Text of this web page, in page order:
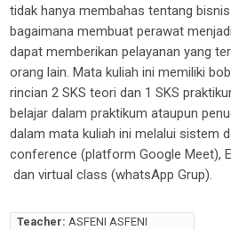
tidak hanya membahas tentang
bagaimana membuat perawat
dapat memberikan pelayanan yang
orang lain. Mata kuliah ini memiliki
rincian2 SKS teori dan 1 SKS
belajardalam praktikum ataupun
dalam mata kuliah inimelalui sistem
conference (platform Google Meet),
danvirtual class (whatsApp Grup).
Teacher: ASFENI ASFENI